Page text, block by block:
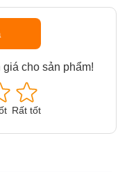
cho sản phẩm!
Rất tốt